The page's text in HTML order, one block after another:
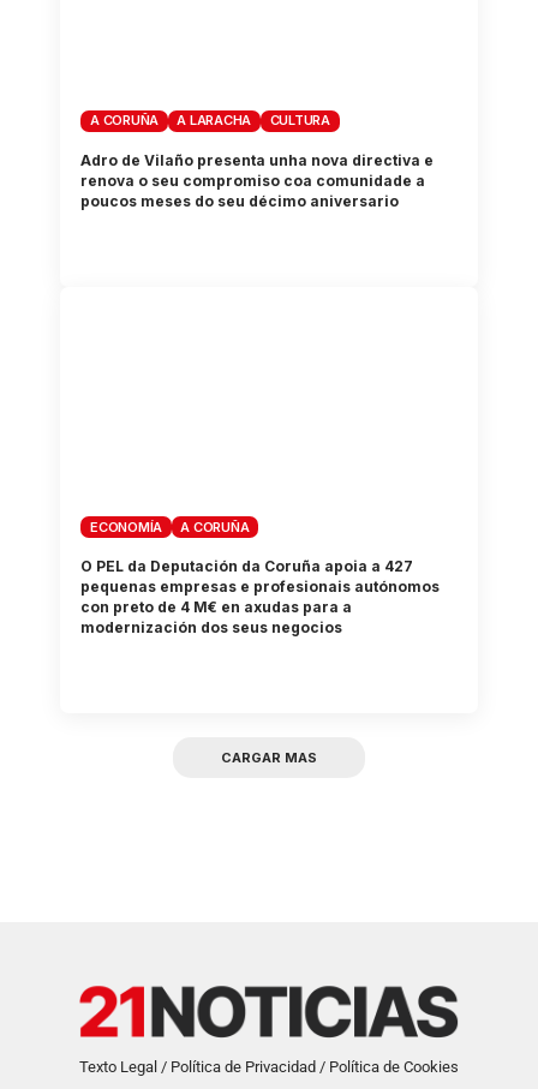
A CORUÑA A LARACHA CULTURA
Adro de Vilaño presenta unha nova directiva e
renova o seu compromiso coa comunidade a
poucos meses do seu décimo aniversario
ECONOMÍA A CORUÑA
O PEL da Deputación da Coruña apoia a 427
pequenas empresas e profesionais autónomos
con preto de 4 M€ en axudas para a
modernización dos seus negocios
CARGAR MAS
Texto Legal / Política de Privacidad / Política de Cookies